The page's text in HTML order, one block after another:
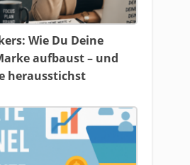
Wie Du Deine
aufbaust – und
herausstichst